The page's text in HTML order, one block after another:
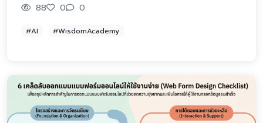
88 0 0
#AI #WisdomAcademy